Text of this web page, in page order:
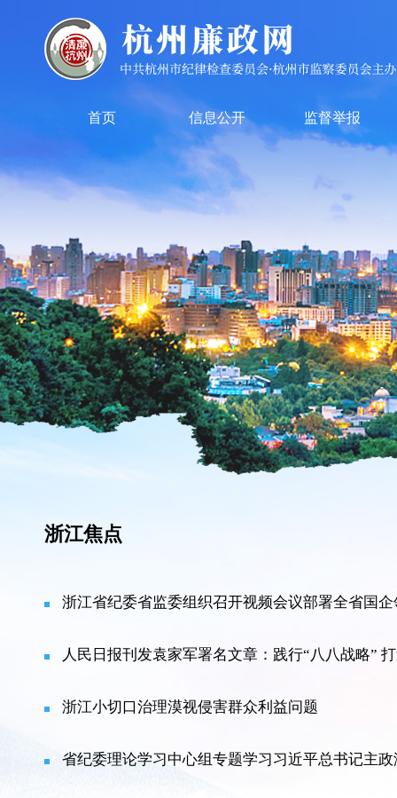
首页 信息公开 监督举报
浙江焦点
浙江省纪委省监委组织召开视频会议部署全省国
人民日报刊发袁家军署名文章：践行“八八战略”
浙江小切口治理漠视侵害群众利益问题
省纪委理论学习中心组专题学习习近平总书记主